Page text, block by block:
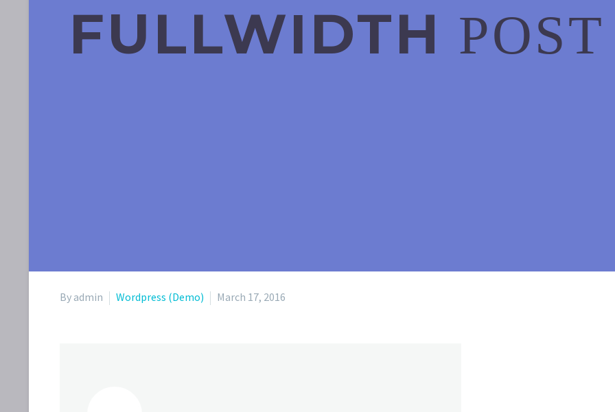
FULLWIDTH
By admin Wordpress (Demo) March 17, 2016